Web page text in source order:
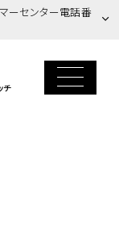
ーセンター電話番
チ